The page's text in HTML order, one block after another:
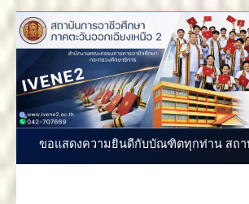
Skip
to
สถาบันการอาชีวศึกษาภาคตะวันออกเฉีย
2 ขอแสดงคว
สถาบันการอาชีวศึกษาภาคตะวันออ
เหนือ 2 ขอแสดงควา
สถาบันการอาชีวศึกษาภาคตะวันออกเฉี
2 ประกาศสรรหากรรมการสภาสถา
ขอแสดงความยินดีกับบัณฑิตทุกท่าน สถา